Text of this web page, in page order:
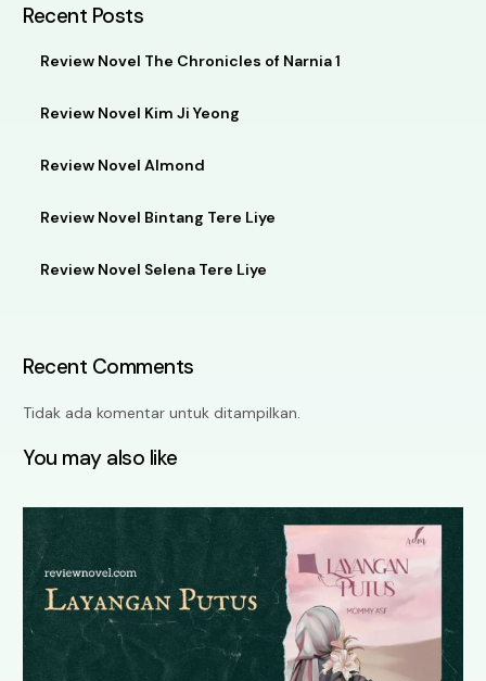
Recent Posts
Review Novel The Chronicles of Narnia 1
Review Novel Kim Ji Yeong
Review Novel Almond
Review Novel Bintang Tere Liye
Review Novel Selena Tere Liye
Recent Comments
Tidak ada komentar untuk ditampilkan.
You may also like